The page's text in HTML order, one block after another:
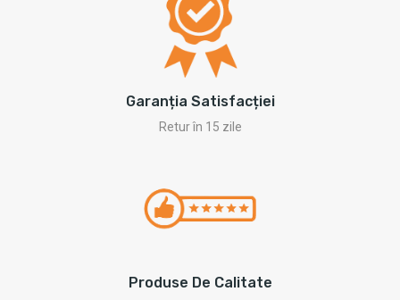
Garanția Satisfacției
Retur în 15 zile
Produse De Calitate